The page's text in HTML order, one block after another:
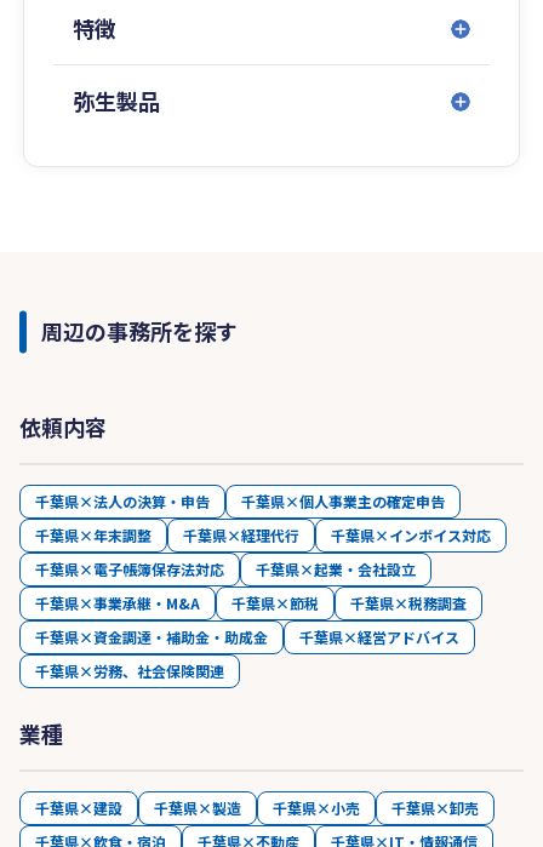
特徴
弥生製品
周辺の事務所を探す
依頼内容
千葉県×法人の決算・申告
千葉県×個人事業主の確定申告
千葉県×年末調整
千葉県×経理代行
千葉県×インボイス対応
千葉県×電子帳簿保存法対応
千葉県×起業・会社設立
千葉県×事業承継・M&A
千葉県×節税
千葉県×税務調査
千葉県×資金調達・補助金・助成金
千葉県×経営アドバイス
千葉県×労務、社会保険関連
業種
千葉県×建設 千葉県×製造 千葉県×小売
千葉県×卸売
千葉県×飲食・宿泊
千葉県×不動産
千葉県×IT・情報通信